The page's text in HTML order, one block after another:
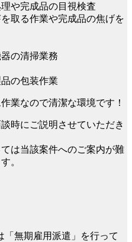
や完成品の目視検査
を取る作業や完成品の焦げを
の清掃業務
の包装作業
業なので清潔な環境です！
時にご説明させていただき
は当該案件へのご案内が難
。
「無期雇用派遣」を行って